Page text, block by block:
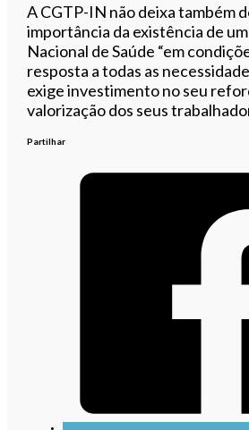
A CGTP-IN não deixa também
importância da existência de
Nacional de Saúde “em
resposta a todas as
exige investimento no seu
valorização dos seus
Partilhar